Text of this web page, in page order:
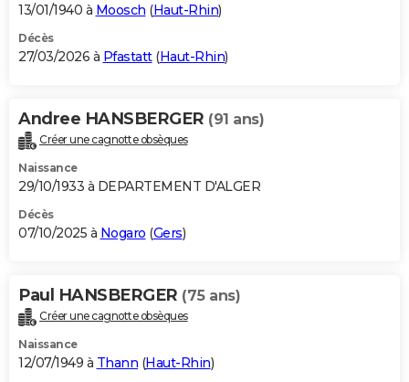
GUIDES D'ACHAT
BONS PLANS
Carte de Noël
Carte Bonne année
Carte Saint-Valentin
Carte Pâques
Carte d'anniversaire
DICTIONNAIRE
Dictionnaire
Biographies
Citations
Expressions
Proverbes
PROGRAMME TV
S'inscrire
Se connecter
Lycées
Collèges
Primaires
Universités
Entreprises
Service militaire
Avis de recherche
AVIS DE DÉCÈS
Bricolage
Lifestyle
Culture
Sport
Auto
Television
Voyage
Cinema
13/01/1940 à Moosch (Haut-Rhin)
Décès
27/03/2026 à Pfastatt(Haut-Rhin)
Andree HANSBERGER (91 ans)
Créer une cagnotte obsèques
Naissance
29/10/1933 à DEPARTEMENT D'ALGER
Décès
07/10/2025 à Nogaro (Gers)
Paul HANSBERGER (75 ans)
Créer une cagnotte obsèques
Naissance
12/07/1949 à Thann (Haut-Rhin)